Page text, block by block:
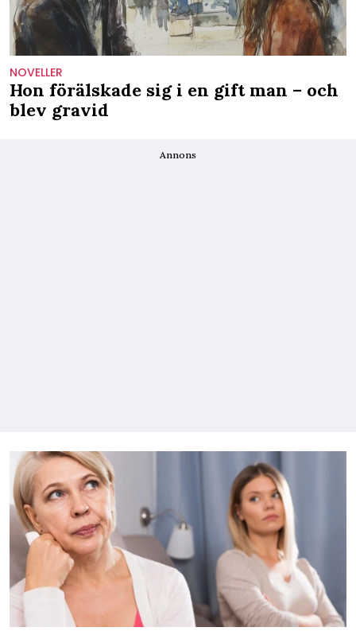
NOVELLER
Hon förälskade sig i en gift man – och
blev gravid
Annons